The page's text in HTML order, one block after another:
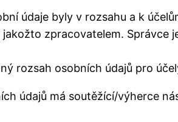
údaje byly v rozsahu a k
zpracovatelem.
rozsah osobních údajů pro
údajů má soutěžící/výherce